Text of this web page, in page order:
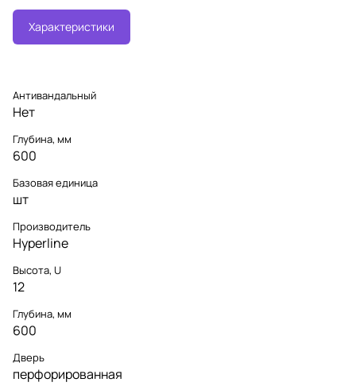
7035) (собранный)
Характеристики
Антивандальный
Нет
Глубина, мм
600
Базовая единица
шт
Производитель
Hyperline
Высота, U
12
Глубина, мм
600
Дверь
перфорированная